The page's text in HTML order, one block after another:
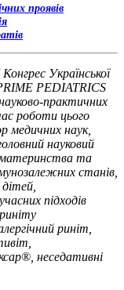
проявів
Української
PEDIATRICS
практичних
роботи цього
медичних наук,
науковий
материнства та
станів,
підходів
риніт,
неседативні